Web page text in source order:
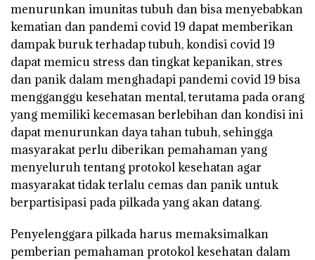
menurunkan imunitas tubuh dan bisa menyebabkan
kematian dan pandemi covid 19 dapat memberikan
dampak buruk terhadap tubuh, kondisi covid 19
dapat memicu stress dan tingkat kepanikan, stres
dan panik dalam menghadapi pandemi covid 19 bisa
mengganggu kesehatan mental, terutama pada orang
yang memiliki kecemasan berlebihan dan kondisi ini
dapat menurunkan daya tahan tubuh, sehingga
masyarakat perlu diberikan pemahaman yang
menyeluruh tentang protokol kesehatan agar
masyarakat tidak terlalu cemas dan panik untuk
berpartisipasi pada pilkada yang akan datang.
Penyelenggara pilkada harus memaksimalkan
pemberian pemahaman protokol kesehatan dalam